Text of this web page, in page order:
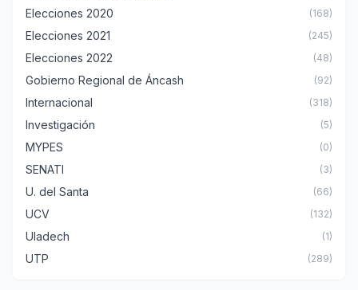
Elecciones 2020 (168)
Elecciones 2021 (245)
Elecciones 2022 (48)
Gobierno Regional de Áncash (92)
Internacional (318)
Investigación (5)
MYPES (0)
SENATI (3)
U. del Santa (66)
UCV (132)
Uladech (1)
UTP (289)